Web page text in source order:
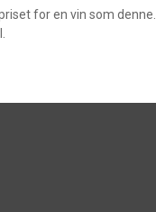
for en vin som denne.